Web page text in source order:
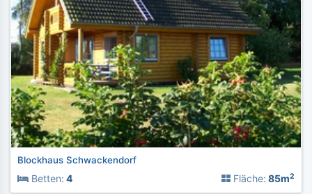
Blockhaus Schwackendorf
Betten: 4 Fläche: 85m2